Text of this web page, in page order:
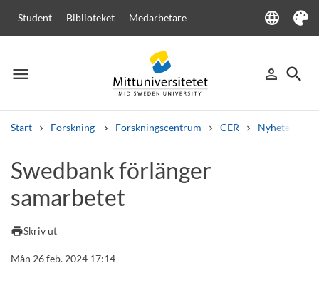
Student Biblioteket Medarbetare language
Language
Tema
menu
Meny person_outline
Logga in
search
Sök
Start Forskning Forskningscentrum CER Nyheter från
Andra söktjänster
Kurser och programKursplaner
Swedbank förlänger
samarbetet
printSkriv ut
Mån 26 feb. 2024 17:14